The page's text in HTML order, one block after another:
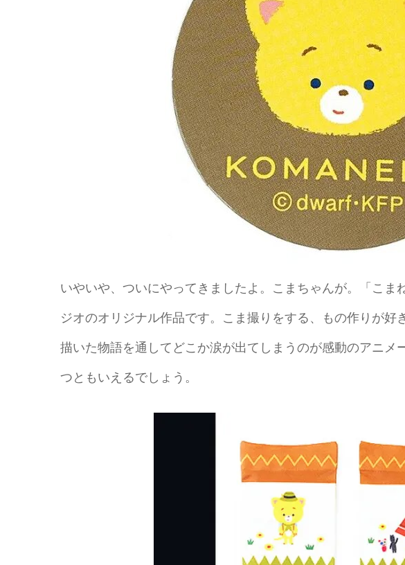
いやいや、ついにやってきましたよ。こまちゃんが。「こ
ジオのオリジナル作品です。こま撮りをする、もの作りが好
描いた物語を通してどこか涙が出てしまうのが感動のアニメ
つともいえるでしょう。